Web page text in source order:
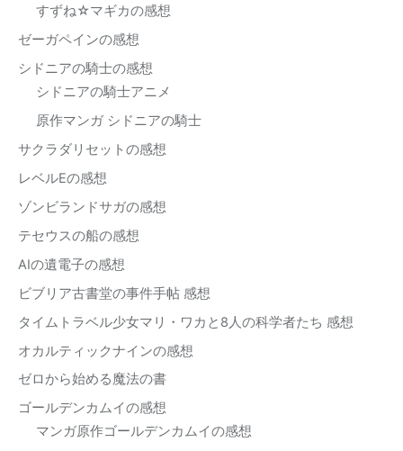
すずね☆マギカの感想
ゼーガペインの感想
シドニアの騎士の感想
シドニアの騎士アニメ
原作マンガ シドニアの騎士
サクラダリセットの感想
レベルEの感想
ゾンビランドサガの感想
テセウスの船の感想
AIの遺電子の感想
ビブリア古書堂の事件手帖 感想
タイムトラベル少女マリ・ワカと8人の科学者たち 感想
オカルティックナインの感想
ゼロから始める魔法の書
ゴールデンカムイの感想
マンガ原作ゴールデンカムイの感想